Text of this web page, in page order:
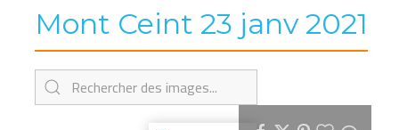
Mont Ceint 23 janv 2021